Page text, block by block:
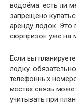
водоёма: есть ли
запрещено
аренду лодок. Это
сюрпризов уже на
Если вы
лодку,
телефонных
местах связь
учитывать при